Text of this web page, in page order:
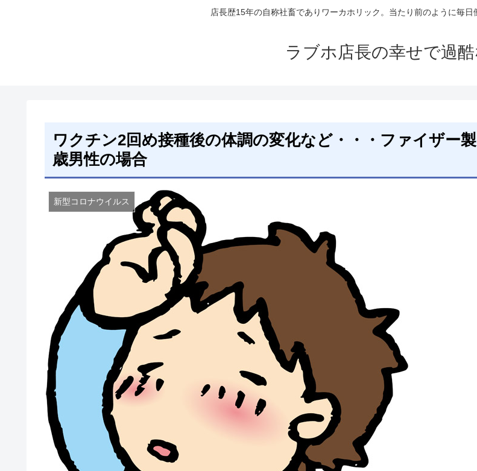
店長歴15年の自称社畜でありワーカホリック。当たり前のように毎日
ラブホ店長の幸せで過酷
ワクチン2回め接種後の体調の変化など・・・ファイザー
歳男性の場合
新型コロナウイルス